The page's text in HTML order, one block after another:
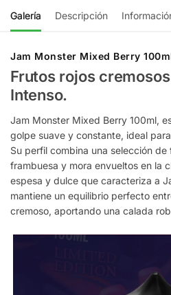
Galería Descripción
Jam Monster Mixed Berry
Frutos rojos
Intenso.
Jam Monster Mixed Berry 100ml,
golpe suave y constante, ideal
Su perfil combina una selección
frambuesa y mora envueltos en la
espesa y dulce que caracteriza a
mantiene un equilibrio perfecto
cremoso, aportando una calada